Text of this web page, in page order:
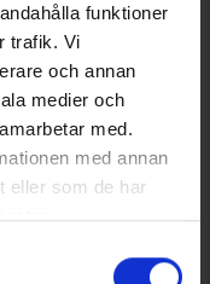
funktioner
trafik. Vi
och annan
medier och
med.
med annan
eller som de har
40 kr